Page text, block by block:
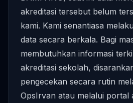
akreditasi tersebut belum
kami. Kami senantiasa
data secara berkala. Bagi
membutuhkan informasi
akreditasi sekolah,
pengecekan secara rutin
OpsIrvan atau melalui portal